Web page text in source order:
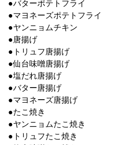
●バターポテトフライ
●マヨネーズポテトフライ
●ヤンニョムチキン
●唐揚げ
●トリュフ唐揚げ
●仙台味噌唐揚げ
●塩だれ唐揚げ
●バター唐揚げ
●マヨネーズ唐揚げ
●たこ焼き
●ヤンニョムたこ焼き
●トリュフたこ焼き